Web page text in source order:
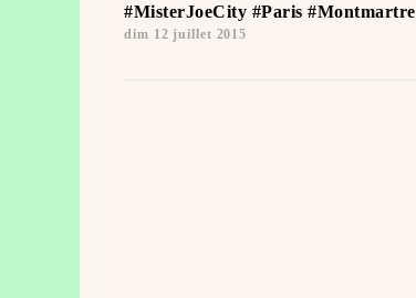
#MisterJoeCity #Paris #Montmartre
dim 12 juillet 2015